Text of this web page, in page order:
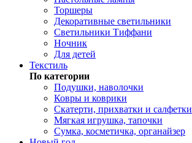
Торшеры
Декоративные светильники
Светильники Тиффани
Ночник
Для детей
Текстиль
По категории
Подушки, наволочки
Ковры и коврики
Скатерти, прихватки и салфетки
Мягкая игрушка, тапочки
Сумка, косметичка, органайзер